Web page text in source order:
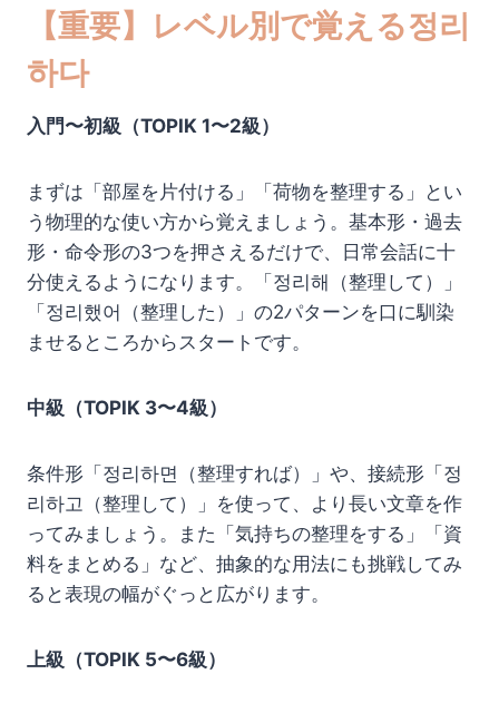
【重要】レベル別で覚える정리
하다
入門〜初級（TOPIK 1〜2級）
まずは「部屋を片付ける」「荷物を整理する」とい
う物理的な使い方から覚えましょう。基本形・過去
形・命令形の3つを押さえるだけで、日常会話に十
分使えるようになります。「정리해（整理して）」
「정리했어（整理した）」の2パターンを口に馴染
ませるところからスタートです。
中級（TOPIK 3〜4級）
条件形「정리하면（整理すれば）」や、接続形「정
리하고（整理して）」を使って、より長い文章を作
ってみましょう。また「気持ちの整理をする」「資
料をまとめる」など、抽象的な用法にも挑戦してみ
ると表現の幅がぐっと広がります。
上級（TOPIK 5〜6級）